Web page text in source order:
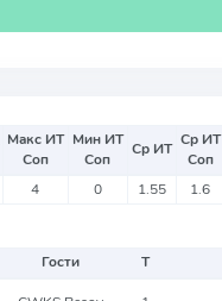
Макс ИТ
Соп
Мин ИТ
Соп
Ср ИТ Ср ИТ
Соп
4 0 1.55 1.6
Гости Т